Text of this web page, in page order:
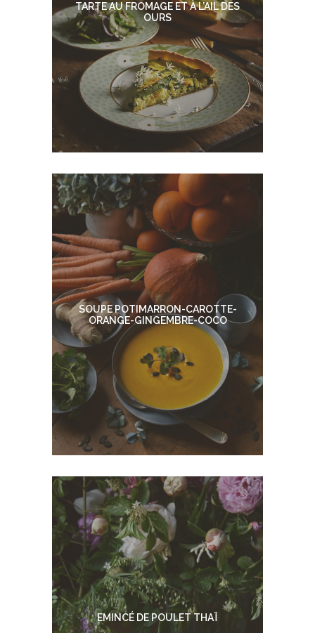
TARTE AU FROMAGE ET À L’AIL DES
OURS
SOUPE POTIMARRON-CAROTTE-
ORANGE-GINGEMBRE-COCO
EMINCÉ DE POULET THAÏ